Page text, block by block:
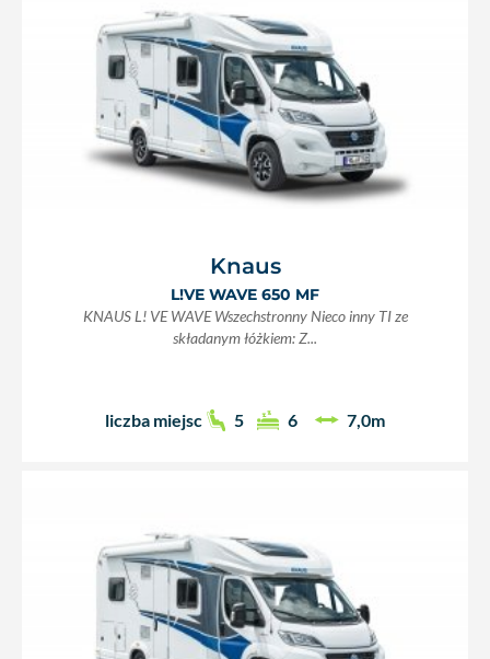
Knaus
L!VE WAVE 650 MF
KNAUS L! VE WAVE Wszechstronny Nieco inny TI ze
składanym łóżkiem: Z...
liczba miejsc 5 6 7,0m